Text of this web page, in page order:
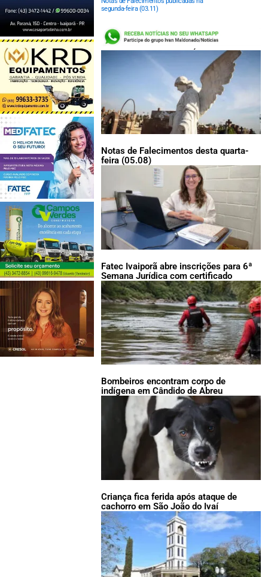
segunda-feira (03.11)
LEIA TAMBÉM:
Notas de Falecimentos desta quarta-
feira (05.08)
Fatec Ivaiporã abre inscrições para 6ª
Semana Jurídica com certificado
Bombeiros encontram corpo de
indígena em Cândido de Abreu
Criança fica ferida após ataque de
cachorro em São João do Ivaí